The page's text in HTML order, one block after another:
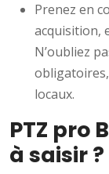
Prenez en
acquisition,
N’oubliez
locaux.
PTZ pro
à saisir ?